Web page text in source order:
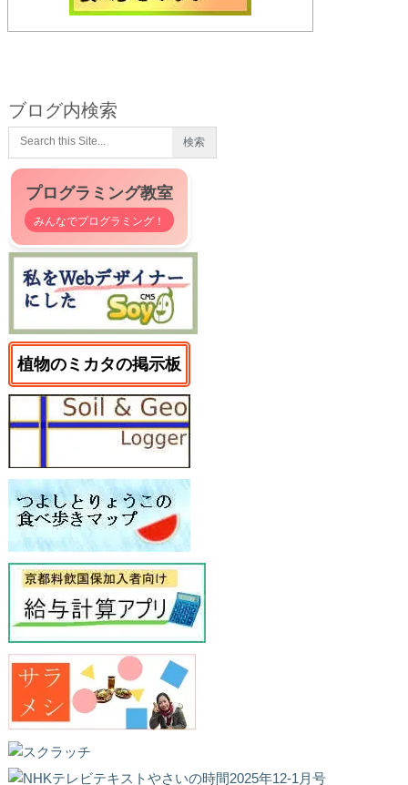
ブログ内検索
プログラミング教室
みんなでプログラミング！
植物のミカタの掲示板